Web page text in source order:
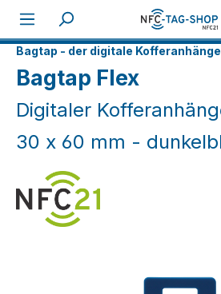
Zum Hauptinhalt springen
Bagtap - der digitale
Bagtap Flex
Digitaler
30 x 60 mm -